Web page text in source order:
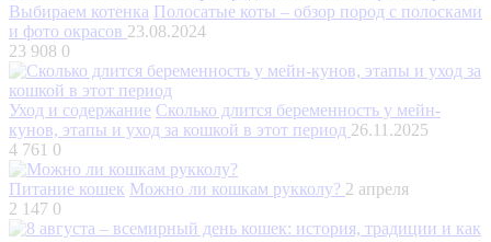
Выбираем котенка Полосатые коты – обзор пород с полосками
и фото окрасов 23.08.2024
23 908 0
Уход и содержание Сколько длится беременность у мейн-
кунов, этапы и уход за кошкой в этот период 26.11.2025
4 761 0
Питание кошек Можно ли кошкам рукколу? 2 апреля
2 147 0